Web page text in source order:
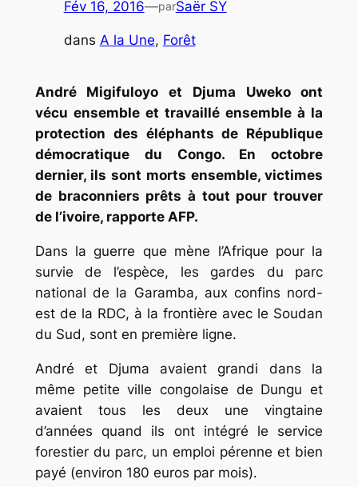
Fév 16, 2016—parSaër SY
dans A la Une, Forêt
André Migifuloyo et Djuma Uweko ont
vécu ensemble et travaillé ensemble à la
protection des éléphants de République
démocratique du Congo. En octobre
dernier, ils sont morts ensemble, victimes
de braconniers prêts à tout pour trouver
de l’ivoire, rapporte AFP.
Dans la guerre que mène l’Afrique pour la
survie de l’espèce, les gardes du parc
national de la Garamba, aux confins nord-
est de la RDC, à la frontière avec le Soudan
du Sud, sont en première ligne.
André et Djuma avaient grandi dans la
même petite ville congolaise de Dungu et
avaient tous les deux une vingtaine
d’années quand ils ont intégré le service
forestier du parc, un emploi pérenne et bien
payé (environ 180 euros par mois).